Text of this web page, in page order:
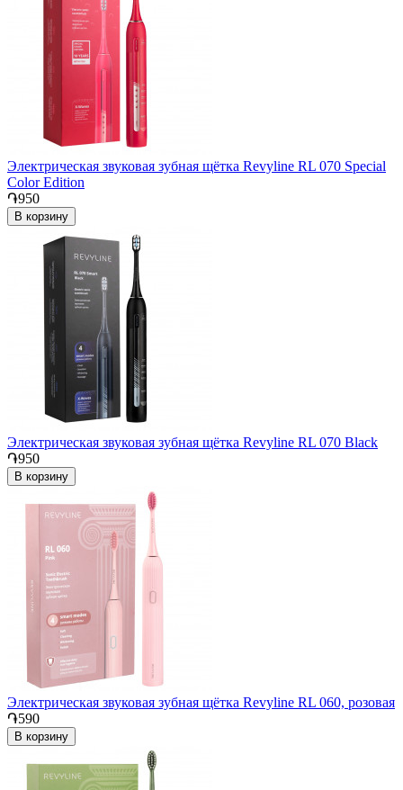
Электрическая звуковая зубная щётка Revyline RL 070 Special
Color Edition
֏950
В корзину
Электрическая звуковая зубная щётка Revyline RL 070 Black
֏950
В корзину
Электрическая звуковая зубная щётка Revyline RL 060, розовая
֏590
В корзину